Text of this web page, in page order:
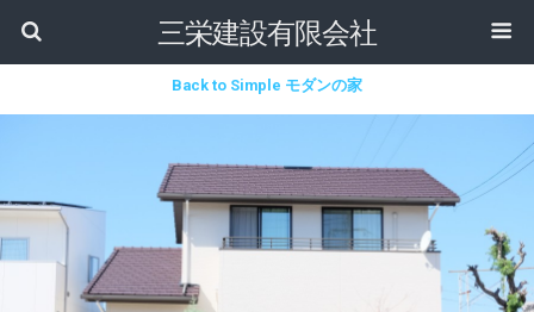
三栄建設有限会社
Back to Simple モダンの家